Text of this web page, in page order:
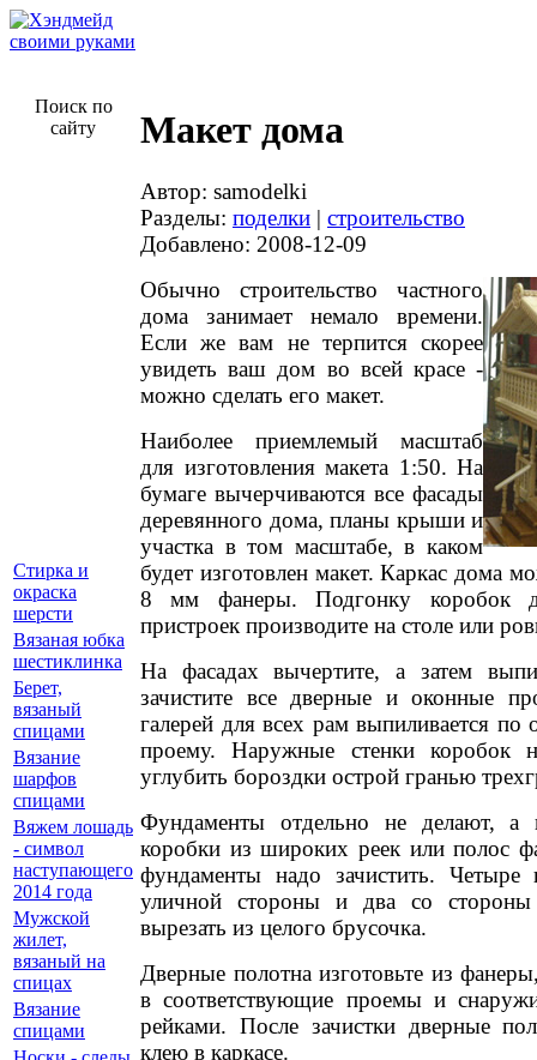
Поиск по
сайту
Макет дома
Автор: samodelki
Разделы: поделки | строительство
Добавлено: 2008-12-09
Обычно строительство частного
дома занимает немало времени.
Если же вам не терпится скорее
увидеть ваш дом во всей красе -
можно сделать его макет.
Наиболее приемлемый масштаб
для изготовления макета 1:50. На
бумаге вычерчиваются все фасады
деревянного дома, планы крыши и
участка в том масштабе, в каком
будет изготовлен макет. Каркас дома
8 мм фанеры. Подгонку коробок
пристроек производите на столе или
На фасадах вычертите, а затем
зачистите все дверные и оконные
галерей для всех рам выпиливается
проему. Наружные стенки коробок
углубить бороздки острой гранью
Фундаменты отдельно не делают, а
коробки из широких реек или полос
фундаменты надо зачистить.
уличной стороны и два со
вырезать из целого брусочка.
Дверные полотна изготовьте из
в соответствующие проемы и
рейками. После зачистки дверные
клею в каркасе.
Стирка и
окраска
шерсти
Вязаная юбка
шестиклинка
Берет,
вязаный
спицами
Вязание
шарфов
спицами
Вяжем лошадь
- символ
наступающего
2014 года
Мужской
жилет,
вязаный на
спицах
Вязание
спицами